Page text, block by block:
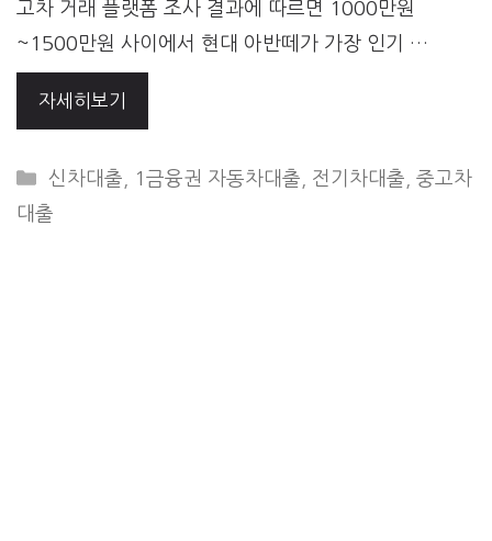
고차 거래 플랫폼 조사 결과에 따르면 1000만원
~1500만원 사이에서 현대 아반떼가 가장 인기 …
자세히보기
CATEGORIES
신차대출 1금융권 자동차대출 전기차대출
중고차
대출